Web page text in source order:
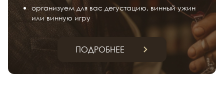
организуем для вас дегустацию, винный ужин
или винную игру
ПОДРОБНЕЕ